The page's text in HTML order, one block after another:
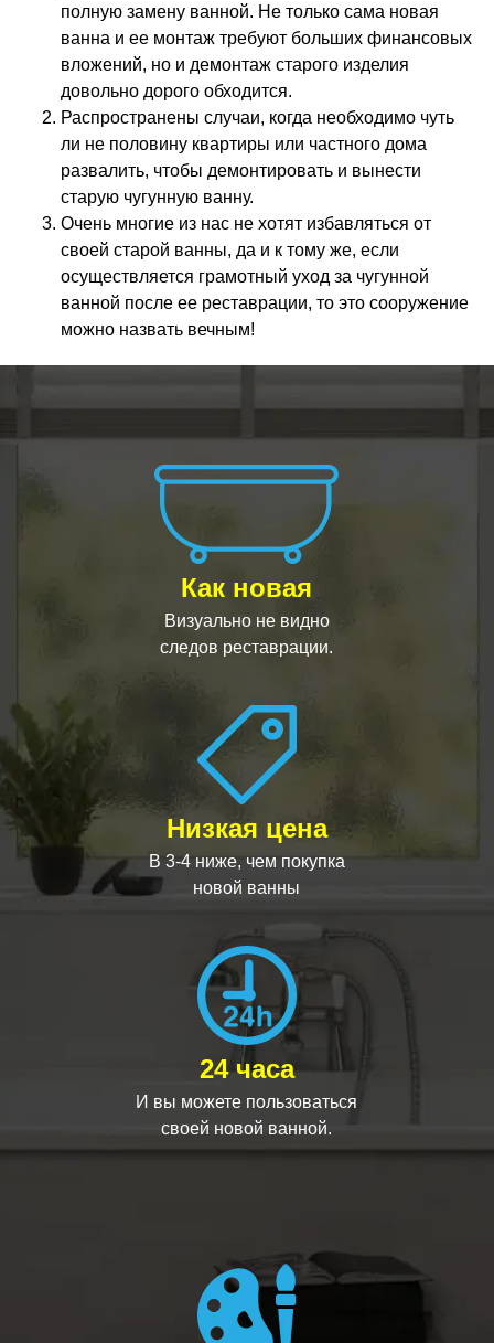
полную замену ванной. Не только сама новая
ванна и ее монтаж требуют больших финансовых
вложений, но и демонтаж старого изделия
довольно дорого обходится.
Распространены случаи, когда необходимо чуть
ли не половину квартиры или частного дома
развалить, чтобы демонтировать и вынести
старую чугунную ванну.
Очень многие из нас не хотят избавляться от
своей старой ванны, да и к тому же, если
осуществляется грамотный уход за чугунной
ванной после ее реставрации, то это сооружение
можно назвать вечным!
Как новая
Визуально не видно
следов реставрации.
Низкая цена
В 3-4 ниже, чем покупка
новой ванны
24 часа
И вы можете пользоваться
своей новой ванной.